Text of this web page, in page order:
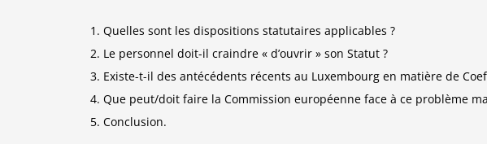
Quelles sont les dispositions statutaires applicables ?
Le personnel doit-il craindre « d’ouvrir » son Statut ?
Existe-t-il des antécédents récents au Luxembourg en matière de
Que peut/doit faire la Commission européenne face à ce problème
Conclusion.